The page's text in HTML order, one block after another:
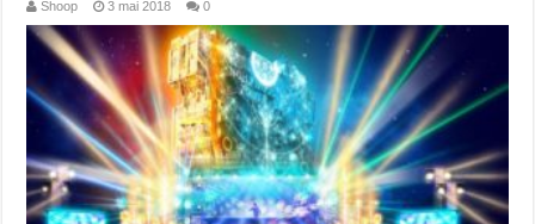
Shoop 3 mai 2018 0